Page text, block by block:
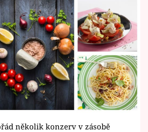
Karlovy Vary
několik konzerv v zásobě